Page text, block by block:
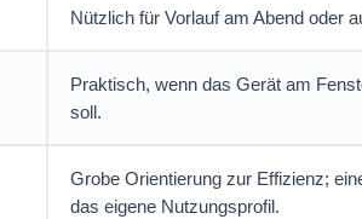
Nützlich für Vorlauf am Abend oder
Praktisch, wenn das Gerät am
soll.
Grobe Orientierung zur Effizienz;
das eigene Nutzungsprofil.